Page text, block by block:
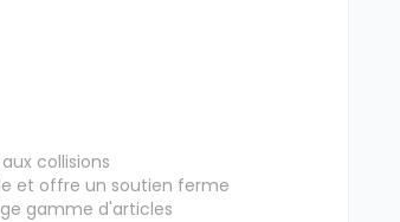
collisions
et offre un soutien ferme
gamme d'articles